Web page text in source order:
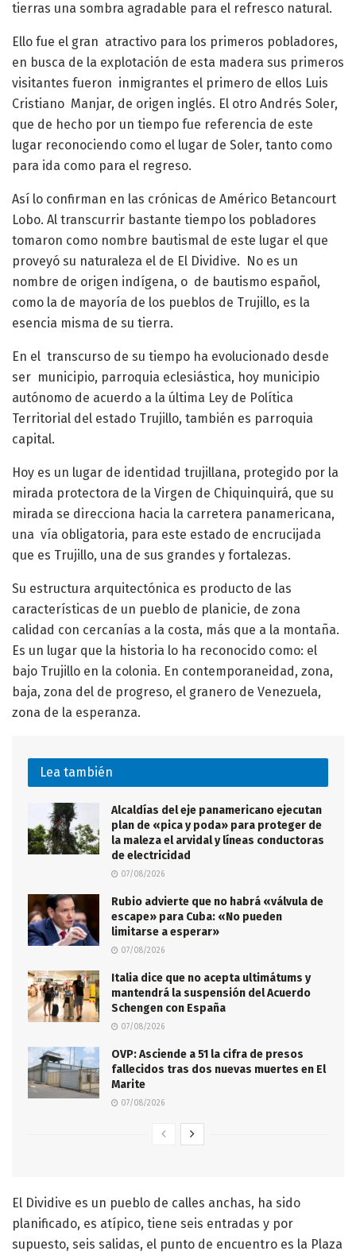
tierras una sombra agradable para el refresco natural.
Ello fue el gran atractivo para los primeros pobladores,
en busca de la explotación de esta madera sus primeros
visitantes fueron inmigrantes el primero de ellos Luis
Cristiano Manjar, de origen inglés. El otro Andrés Soler,
que de hecho por un tiempo fue referencia de este
lugar reconociendo como el lugar de Soler, tanto como
para ida como para el regreso.
Así lo confirman en las crónicas de Américo Betancourt
Lobo. Al transcurrir bastante tiempo los pobladores
tomaron como nombre bautismal de este lugar el que
proveyó su naturaleza el de El Dividive. No es un
nombre de origen indígena, o de bautismo español,
como la de mayoría de los pueblos de Trujillo, es la
esencia misma de su tierra.
En el transcurso de su tiempo ha evolucionado desde
ser municipio, parroquia eclesiástica, hoy municipio
autónomo de acuerdo a la última Ley de Política
Territorial del estado Trujillo, también es parroquia
capital.
Hoy es un lugar de identidad trujillana, protegido por la
mirada protectora de la Virgen de Chiquinquirá, que su
mirada se direcciona hacia la carretera panamericana,
una vía obligatoria, para este estado de encrucijada
que es Trujillo, una de sus grandes y fortalezas.
Su estructura arquitectónica es producto de las
características de un pueblo de planicie, de zona
calidad con cercanías a la costa, más que a la montaña.
Es un lugar que la historia lo ha reconocido como: el
bajo Trujillo en la colonia. En contemporaneidad, zona,
baja, zona del de progreso, el granero de Venezuela,
zona de la esperanza.
Lea también
Alcaldías del eje panamericano ejecutan
plan de «pica y poda» para proteger de
la maleza el arvidal y líneas conductoras
de electricidad
07/08/2026
Rubio advierte que no habrá «válvula de
escape» para Cuba: «No pueden
limitarse a esperar»
07/08/2026
Italia dice que no acepta ultimátums y
mantendrá la suspensión del Acuerdo
Schengen con España
07/08/2026
OVP: Asciende a 51 la cifra de presos
fallecidos tras dos nuevas muertes en El
Marite
07/08/2026
El Dividive es un pueblo de calles anchas, ha sido
planificado, es atípico, tiene seis entradas y por
supuesto, seis salidas, el punto de encuentro es la Plaza